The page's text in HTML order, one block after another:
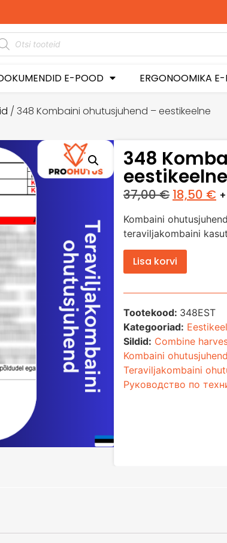
E-POOD ERGONOOMIKA
/ 348 Kombaini ohutusjuhend – eestikeelne
348
eestikeelne
37,00€ 18,50 €
Kombaini
teraviljakombaini
Lisa korvi
Tootekood: 348EST
Kategooriad:
Sildid: Combine
Kombaini
Teraviljakombaini
Руководство по